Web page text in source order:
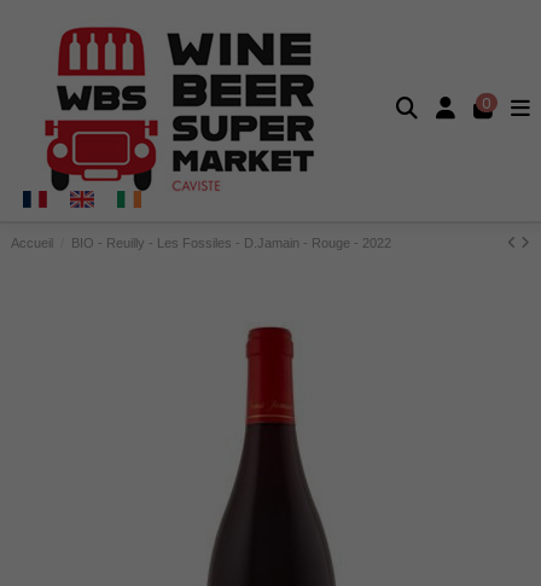
0
Accueil BIO - Reuilly - Les Fossiles - D.Jamain - Rouge - 2022